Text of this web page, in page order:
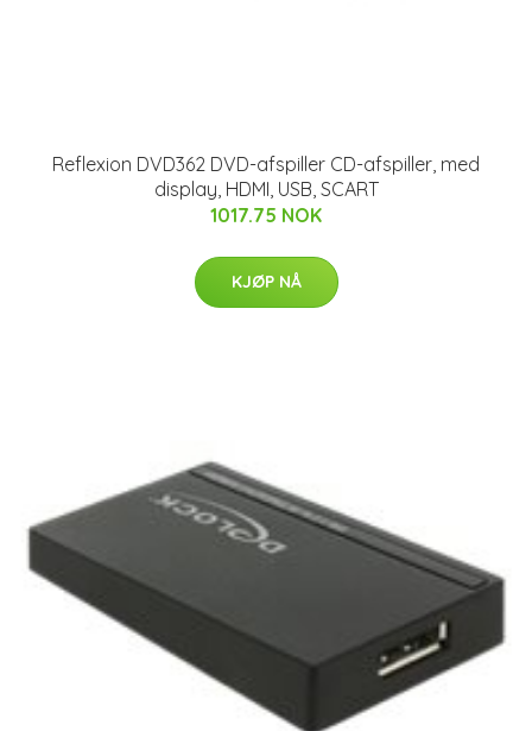
Reflexion DVD362 DVD-afspiller CD-afspiller, med
display, HDMI, USB, SCART
1017.75 NOK
KJØP NÅ